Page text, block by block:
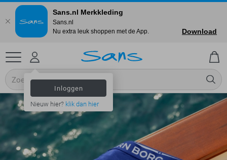
Inloggen
Nieuw hier? klik dan hier
Sans.nl Merkkleding
Sans.nl
Nu extra leuk shoppen met de App.
Download